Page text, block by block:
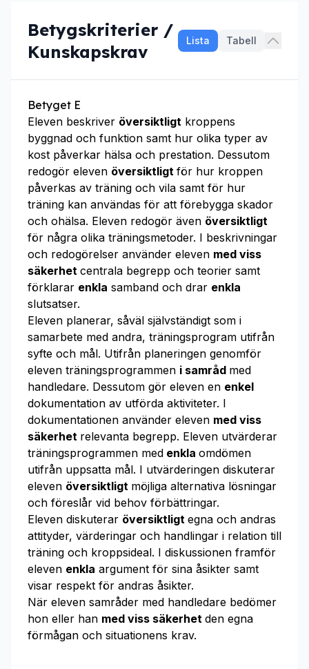
Betygskriterier /
Kunskapskrav
Lista Tabell
Betyget E
Eleven beskriver översiktligt kroppens
byggnad och funktion samt hur olika typer av
kost påverkar hälsa och prestation. Dessutom
redogör eleven översiktligt för hur kroppen
påverkas av träning och vila samt för hur
träning kan användas för att förebygga skador
och ohälsa. Eleven redogör även översiktligt
för några olika träningsmetoder. I beskrivningar
och redogörelser använder eleven med viss
säkerhet centrala begrepp och teorier samt
förklarar enkla samband och drar enkla
slutsatser.
Eleven planerar, såväl självständigt som i
samarbete med andra, träningsprogram utifrån
syfte och mål. Utifrån planeringen genomför
eleven träningsprogrammen i samråd med
handledare. Dessutom gör eleven en enkel
dokumentation av utförda aktiviteter. I
dokumentationen använder eleven med viss
säkerhet relevanta begrepp. Eleven utvärderar
träningsprogrammen med enkla omdömen
utifrån uppsatta mål. I utvärderingen diskuterar
eleven översiktligt möjliga alternativa lösningar
och föreslår vid behov förbättringar.
Eleven diskuterar översiktligt egna och andras
attityder, värderingar och handlingar i relation till
träning och kroppsideal. I diskussionen framför
eleven enkla argument för sina åsikter samt
visar respekt för andras åsikter.
När eleven samråder med handledare bedömer
hon eller han med viss säkerhet den egna
förmågan och situationens krav.